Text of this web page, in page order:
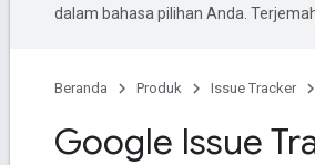
dalam bahasa pilihan Anda.
Beranda Produk Issue Tracker
Google Issue